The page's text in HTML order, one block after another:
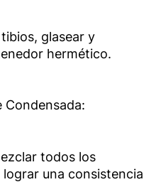
glasear y
hermético.
Condensada:
todos los
una consistencia